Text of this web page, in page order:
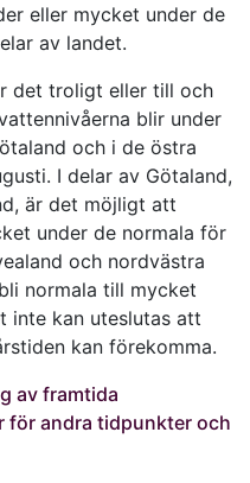
eller mycket under de
av landet.
det troligt eller till och
blir under
och i de östra
I delar av Götaland,
är det möjligt att
under de normala för
och nordvästra
normala till mycket
inte kan uteslutas att
kan förekomma.
av framtida
andra tidpunkter och